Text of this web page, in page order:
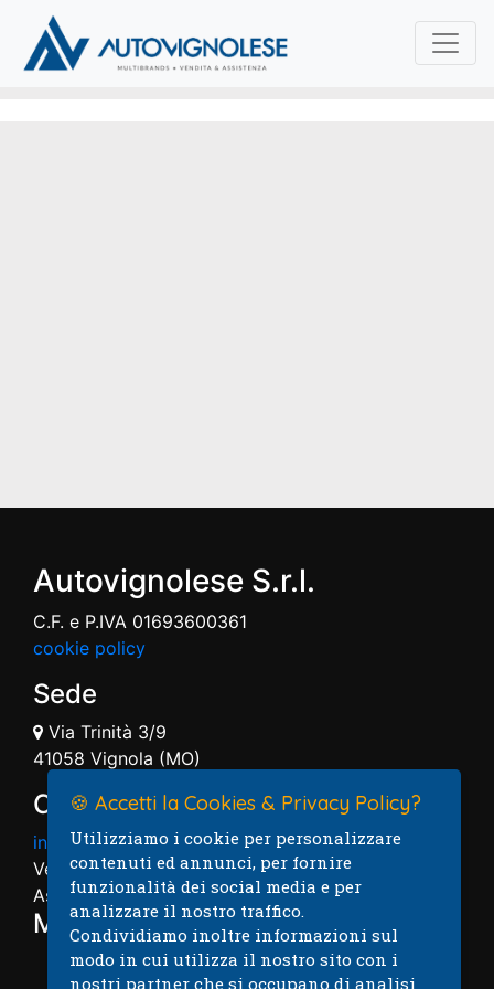
Autovignolese S.r.l.
C.F. e P.IVA 01693600361
cookie policy
Sede
Via Trinità 3/9
41058 Vignola (MO)
Contatti
info@autovignolese.it
Vendita: 059.7574004
Assistenza: 059.7574005
Mappa
🍪 Accetti la Cookies & Privacy Policy?
Utilizziamo i cookie per personalizzare
contenuti ed annunci, per fornire
funzionalità dei social media e per
analizzare il nostro traffico.
Condividiamo inoltre informazioni sul
modo in cui utilizza il nostro sito con i
nostri partner che si occupano di analisi